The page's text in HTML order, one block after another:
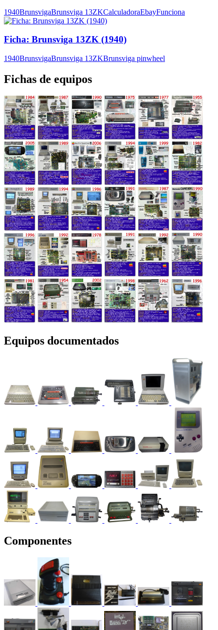
1940BrunsvigaBrunsviga 13ZKCalculadoraEbayFunciona
Ficha: Brunsviga 13ZK (1940)
1940BrunsvigaBrunsviga 13ZKBrunsviga pinwheel
Fichas de equipos
Equipos documentados
Componentes